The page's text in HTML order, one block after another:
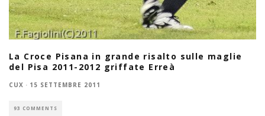
La Croce Pisana in grande risalto sulle maglie
del Pisa 2011-2012 griffate Erreà
CUX · 15 SETTEMBRE 2011
93 COMMENTS